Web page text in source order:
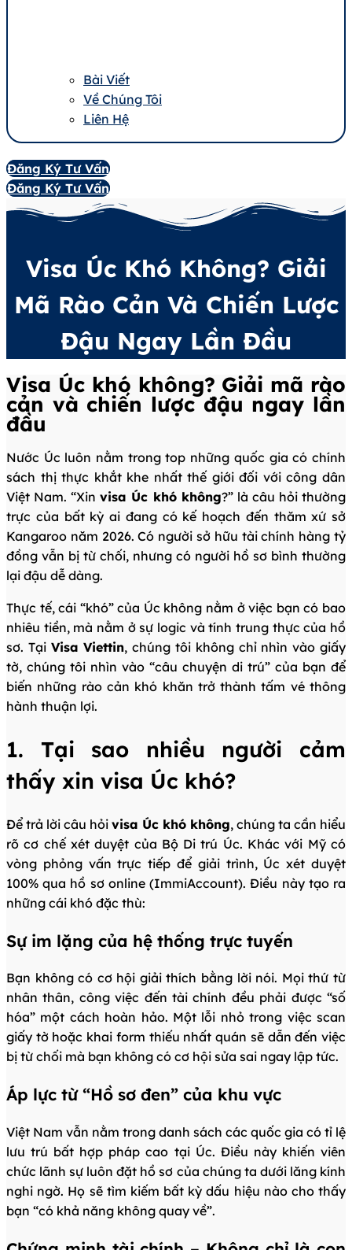
Bài Viết
Về Chúng Tôi
Liên Hệ
Đăng Ký Tư Vấn
Đăng Ký Tư Vấn
Visa Úc Khó Không? Giải
Mã Rào Cản Và Chiến Lược
Đậu Ngay Lần Đầu
Visa Úc khó không? Giải mã rào
cản và chiến lược đậu ngay lần
đầu
Nước Úc luôn nằm trong top những quốc gia có chính
sách thị thực khắt khe nhất thế giới đối với công dân
Việt Nam. “Xinvisa Úc khó không?” là câu hỏi thường
trực của bất kỳ ai đang có kế hoạch đến thăm xứ sở
Kangaroo năm 2026. Có người sở hữu tài chính hàng tỷ
đồng vẫn bị từ chối, nhưng có người hồ sơ bình thường
lại đậu dễ dàng.
Thực tế, cái “khó” của Úc không nằm ở việc bạn có bao
nhiêu tiền, mà nằm ở sự logic và tính trung thực của hồ
sơ. Tại Visa Viettin, chúng tôi không chỉ nhìn vào giấy
tờ, chúng tôi nhìn vào “câu chuyện di trú” của bạn để
biến những rào cản khó khăn trở thành tấm vé thông
hành thuận lợi.
1. Tại sao nhiều người cảm
thấy xin visa Úc khó?
Để trả lời câu hỏi visa Úc khó không, chúng ta cần hiểu
rõ cơ chế xét duyệt của Bộ Di trú Úc. Khác với Mỹ có
vòng phỏng vấn trực tiếp để giải trình, Úc xét duyệt
100% qua hồ sơ online (ImmiAccount). Điều này tạo ra
những cái khó đặc thù:
Sự im lặng của hệ thống trực tuyến
Bạn không có cơ hội giải thích bằng lời nói. Mọi thứ từ
nhân thân, công việc đến tài chính đều phải được “số
hóa” một cách hoàn hảo. Một lỗi nhỏ trong việc scan
giấy tờ hoặc khai form thiếu nhất quán sẽ dẫn đến việc
bị từ chối mà bạn không có cơ hội sửa sai ngay lập tức.
Áp lực từ “Hồ sơ đen” của khu vực
Việt Nam vẫn nằm trong danh sách các quốc gia có tỉ lệ
lưu trú bất hợp pháp cao tại Úc. Điều này khiến viên
chức lãnh sự luôn đặt hồ sơ của chúng ta dưới lăng kính
nghi ngờ. Họ sẽ tìm kiếm bất kỳ dấu hiệu nào cho thấy
bạn “có khả năng không quay về”.